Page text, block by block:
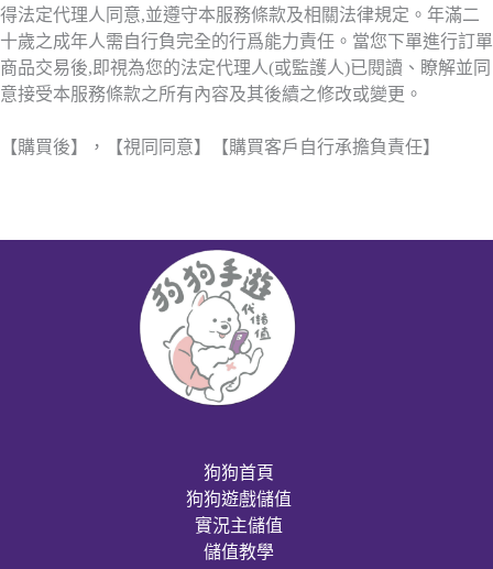
得法定代理人同意,並遵守本服務條款及相關法律規定。年滿二
十歲之成年人需自行負完全的行爲能力責任。當您下單進行訂單
商品交易後,即視為您的法定代理人(或監護人)已閱讀、瞭解並同
意接受本服務條款之所有內容及其後續之修改或變更。
【購買後】，【視同同意】【購買客戶自行承擔負責任】
狗狗首頁
狗狗遊戲儲值
實況主儲值
儲值教學